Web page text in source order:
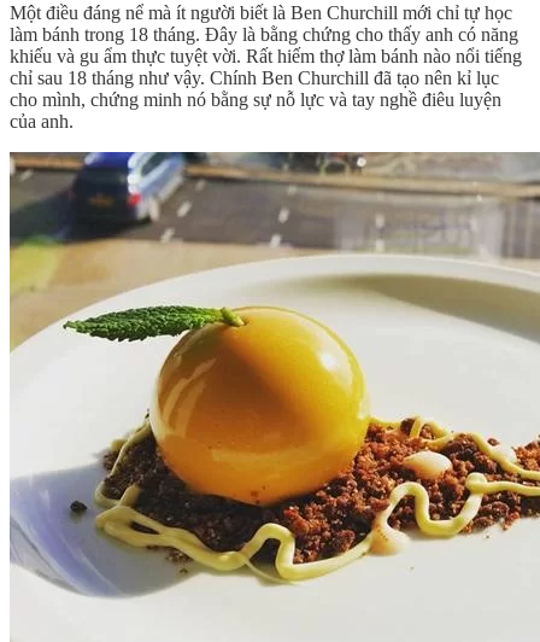
Một điều đáng nể mà ít người biết là Ben Churchill mới chỉ tự học
làm bánh trong 18 tháng. Đây là bằng chứng cho thấy anh có năng
khiếu và gu ẩm thực tuyệt vời. Rất hiếm thợ làm bánh nào nổi tiếng
chỉ sau 18 tháng như vậy. Chính Ben Churchill đã tạo nên kỉ lục
cho mình, chứng minh nó bằng sự nỗ lực và tay nghề điêu luyện
của anh.